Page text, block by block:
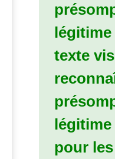
légitime
texte
légitime
pour